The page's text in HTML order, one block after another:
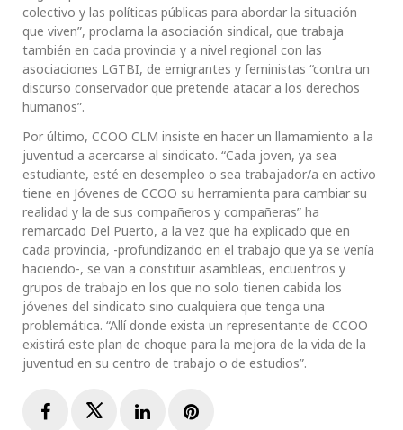
colectivo y las políticas públicas para abordar la situación
que viven”, proclama la asociación sindical, que trabaja
también en cada provincia y a nivel regional con las
asociaciones LGTBI, de emigrantes y feministas “contra un
discurso conservador que pretende atacar a los derechos
humanos”.
Por último, CCOO CLM insiste en hacer un llamamiento a la
juventud a acercarse al sindicato. “Cada joven, ya sea
estudiante, esté en desempleo o sea trabajador/a en activo
tiene en Jóvenes de CCOO su herramienta para cambiar su
realidad y la de sus compañeros y compañeras” ha
remarcado Del Puerto, a la vez que ha explicado que en
cada provincia, -profundizando en el trabajo que ya se venía
haciendo-, se van a constituir asambleas, encuentros y
grupos de trabajo en los que no solo tienen cabida los
jóvenes del sindicato sino cualquiera que tenga una
problemática. “Allí donde exista un representante de CCOO
existirá este plan de choque para la mejora de la vida de la
juventud en su centro de trabajo o de estudios”.
FacebookTwitterLinkedInPinterest